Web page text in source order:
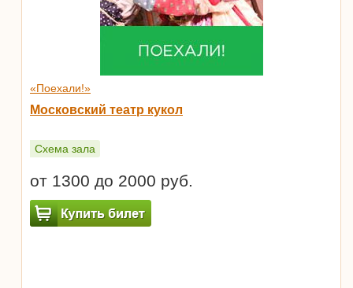
«Поехали!»
Московский театр кукол
Схема зала
от 1300 до 2000 руб.